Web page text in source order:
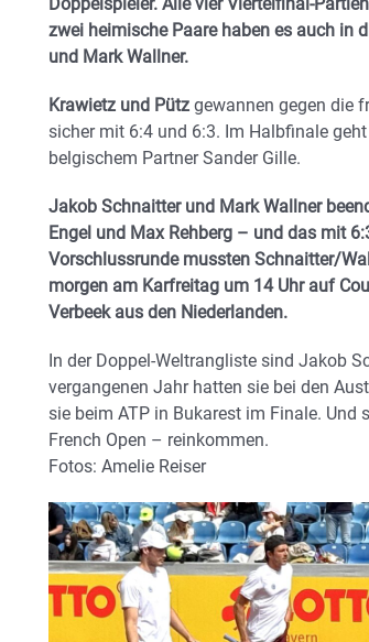
zwei heimische Paare haben es auch in
und Mark Wallner.
Krawietz und Pütz gewannen gegen die
sicher mit 6:4 und 6:3. Im Halbfinale
belgischem Partner Sander Gille.
Jakob Schnaitter und Mark Wallner
Engel und Max Rehberg – und das mit
Vorschlussrunde mussten Schnaitter/
morgen am Karfreitag um 14 Uhr auf
Verbeek aus den Niederlanden.
In der Doppel-Weltrangliste sind Jakob
vergangenen Jahr hatten sie bei den
sie beim ATP in Bukarest im Finale.
French Open – reinkommen.
Fotos: Amelie Reiser